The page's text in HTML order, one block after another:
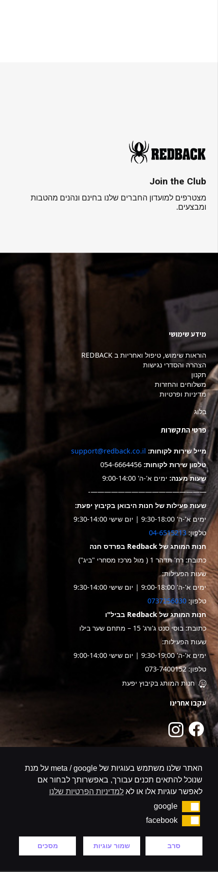
Join the Club
מצטרפים למועדון החברים שלנו בחינם ונהנים מהטבות
ומבצעים.
מידע שימושי
הוראות שימוש, טיפול ואחריות ב REDBACK
הצהרה והסדרי נגישות
תקנון
משלוחים והחזרות
מדיניות ופרטיות
בלוג
פרטי התקשרות
מייל שירות לקוחות: support@redback.co.il
טלפון שירות לקוחות: 054-6664456
שעות מענה: ימים א'-ה' 9:00-14:00
—————————————————-
שעות פעילות של חנות היבואן בקיבוץ יפעת:
ימים א'-ה' 9:30-18:00 | יום שישי 9:30-14:00
טלפון: 04-6515213
חנות המותג של Redback בפרדס חנה
כתובת: רח' תדהר 1 ( מול מרכז מסחרי "ביג")
שעות הפעילות:
ימים א'-ה' 9:00-18:00 | יום שישי 9:30-14:00
טלפון: 0737256030
חנות המותג של Redback בביל"ו
כתובת: בוסי סנט ג'ורג' 15 – מתחם שער בילו
שעות הפעילות:
ימים א'-ה' 9:30-19:00 | יום שישי 9:00-14:00
טלפון: 073-7400152
חנות המותג בקיבוץ יפעת
עקבו אחרינו
קניה באתר מאובטח צריכים עזרה?
האתר שלנו משתמש בעוגיות של meta / google על מנת
שנוכל להתאים תכנים עבורך, באפשרותך לבחור אם
לאפשר עוגיות אלו או לא למדיניות הפרטיות שלנו
google
google
facebook
facebook
סרב שמור עוגיות מסכים